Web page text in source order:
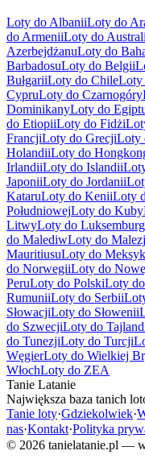
Loty do AlbaniiLoty do
do ArmeniiLoty do
AzerbejdżanuLoty do
BarbadosuLoty do Belgii
BułgariiLoty do ChileLoty
CypruLoty do Czarnogóry
DominikanyLoty do
do EtiopiiLoty do Fidżi
FrancjiLoty do GrecjiLoty
HolandiiLoty do
IrlandiiLoty do Islandii
JaponiiLoty do Jordanii
KataruLoty do KeniiLoty
PołudniowejLoty do Kuby
LitwyLoty do
do MalediwLoty do
MauritiusuLoty do
do NorwegiiLoty do
PeruLoty do PolskiLoty
RumuniiLoty do Serbii
SłowacjiLoty do Słowenii
do SzwecjiLoty do
do TunezjiLoty do Turcji
WęgierLoty do Wielkiej
WłochLoty do ZEA
Tanie Latanie
Największa baza tanich
Tanie loty·Gdziekolwiek·
nas·Kontakt·Polityka
© 2026 tanielatanie.pl —